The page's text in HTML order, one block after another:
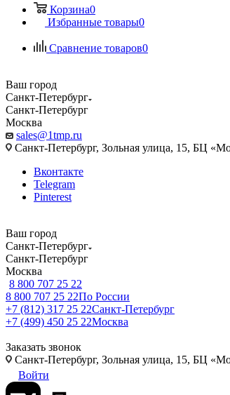
Корзина0
Избранные товары0
Сравнение товаров0
Ваш город
Санкт-Петербург
Санкт-Петербург
Москва
sales@1tmp.ru
Санкт-Петербург, Зольная улица, 15, БЦ
Вконтакте
Telegram
Pinterest
Ваш город
Санкт-Петербург
Санкт-Петербург
Москва
8 800 707 25 22
8 800 707 25 22По России
+7 (812) 317 25 22Санкт-Петербург
+7 (499) 450 25 22Москва
Заказать звонок
Санкт-Петербург, Зольная улица, 15, БЦ
Войти